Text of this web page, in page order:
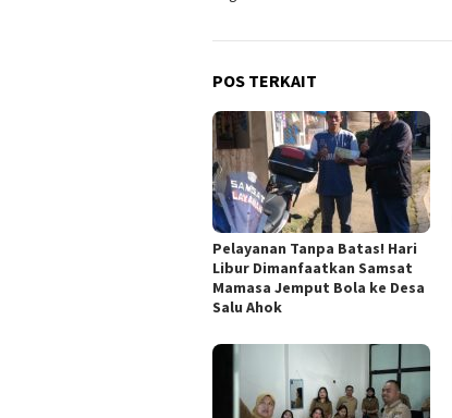
POS TERKAIT
Pelayanan Tanpa Batas! Hari
Libur Dimanfaatkan Samsat
Mamasa Jemput Bola ke Desa
Salu Ahok